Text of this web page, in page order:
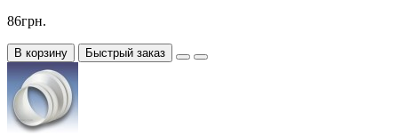
86грн.
В корзину Быстрый заказ